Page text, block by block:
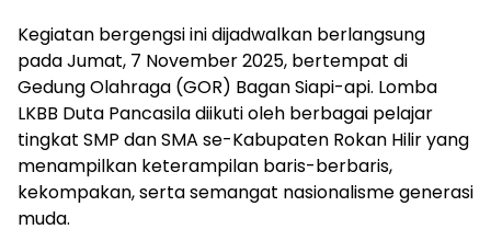
Kegiatan bergengsi ini dijadwalkan berlangsung
pada Jumat, 7 November 2025, bertempat di
Gedung Olahraga (GOR) Bagan Siapi-api. Lomba
LKBB Duta Pancasila diikuti oleh berbagai pelajar
tingkat SMP dan SMA se-Kabupaten Rokan Hilir yang
menampilkan keterampilan baris-berbaris,
kekompakan, serta semangat nasionalisme generasi
muda.